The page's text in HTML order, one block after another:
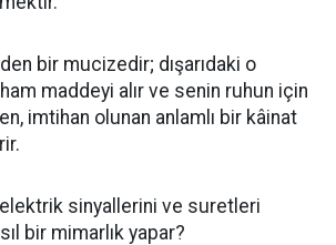
bir mucizedir; dışarıdaki o
maddeyi alır ve senin ruhun için
imtihan olunan anlamlı bir kâinat
sinyallerini ve suretleri
bir mimarlık yapar?